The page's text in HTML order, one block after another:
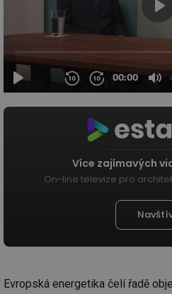
Více zajímavých
On-line televize pro
Evropská energetika čelí řadě